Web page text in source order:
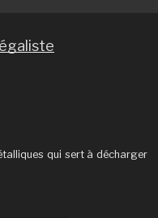
légaliste
qui sert à décharger